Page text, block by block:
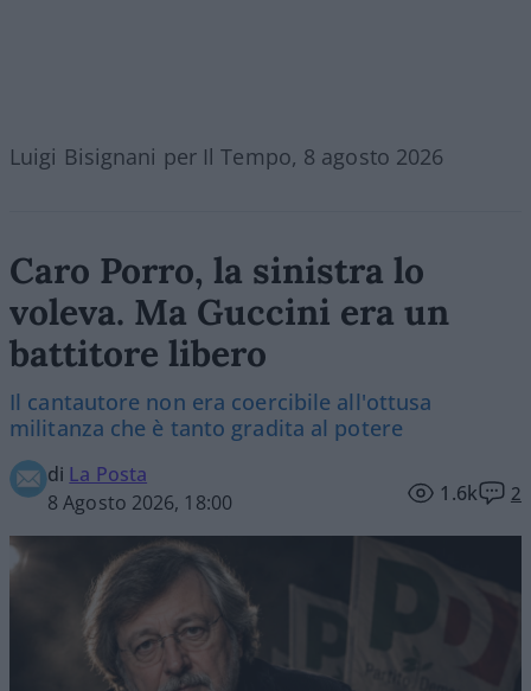
Luigi Bisignani per Il Tempo, 8 agosto 2026
Caro Porro, la sinistra lo
voleva. Ma Guccini era un
battitore libero
Il cantautore non era coercibile all'ottusa
militanza che è tanto gradita al potere
di La Posta
8 Agosto 2026, 18:00
1.6k 2